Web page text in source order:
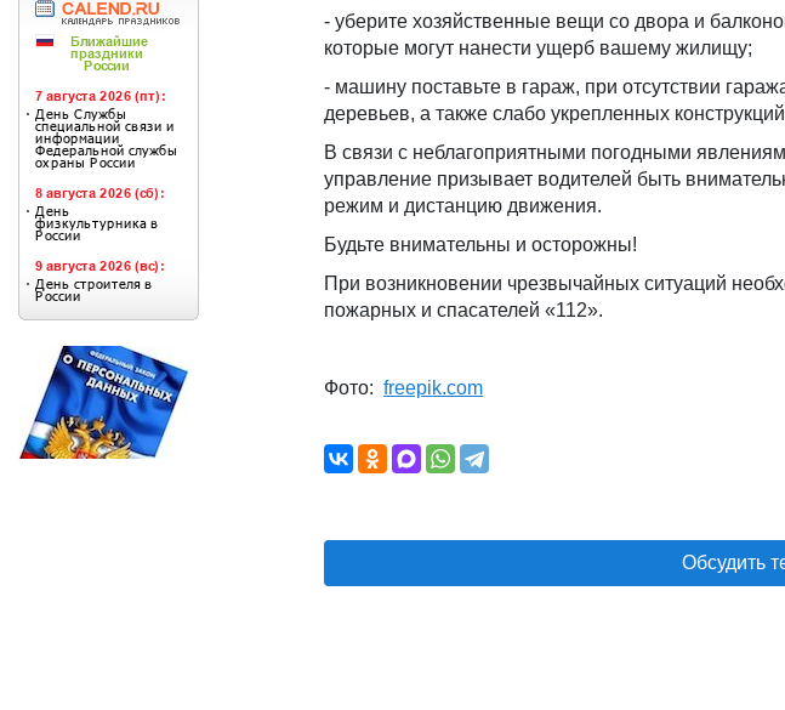
- уберите хозяйственные вещи со двора и
которые могут нанести ущерб вашему жилищу;
- машину поставьте в гараж, при отсутствии
деревьев, а также слабо укрепленных
В связи с неблагоприятными погодными
управление призывает водителей быть
режим и дистанцию движения.
Будьте внимательны и осторожны!
При возникновении чрезвычайных ситуаций
пожарных и спасателей «112».
Фото: freepik.com
Обсудить